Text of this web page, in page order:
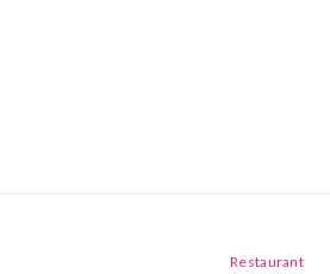
Restaurant